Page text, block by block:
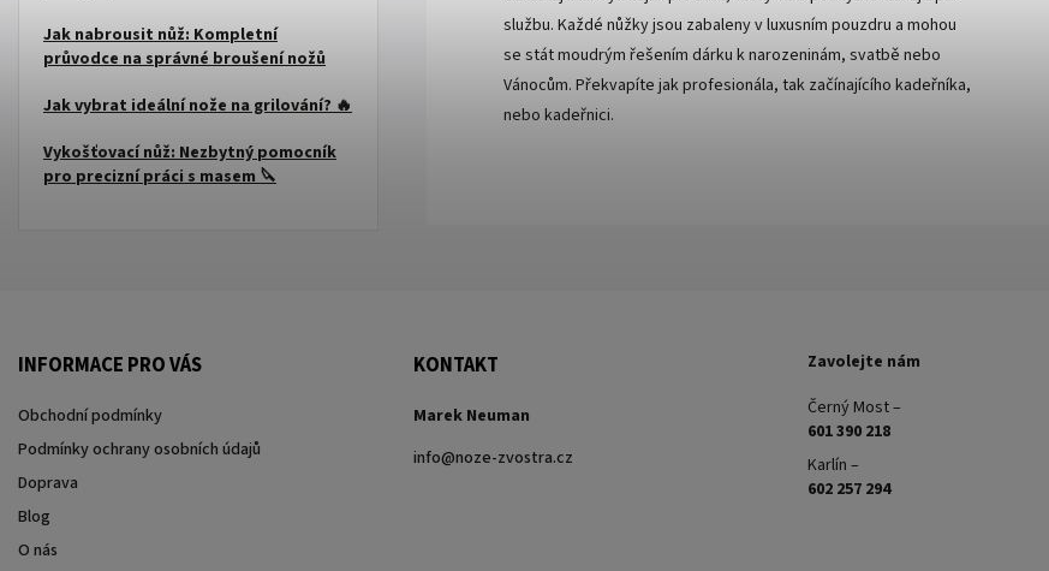
Jak nabrousit nůž: Kompletní
průvodce na správné broušení nožů
Jak vybrat ideální nože na grilování? 🔥
Vykošťovací nůž: Nezbytný pomocník
pro precizní práci s masem 🔪
službu. Každé nůžky jsou zabaleny v luxusním pouzdru a mohou
se stát moudrým řešením dárku k narozeninám, svatbě nebo
Vánocům. Překvapíte jak profesionála, tak začínajícího kadeřníka,
nebo kadeřnici.
INFORMACE PRO VÁS
Obchodní podmínky
Podmínky ochrany osobních údajů
Doprava
Blog
O nás
KONTAKT
Marek Neuman
info@noze-zvostra.cz
Zavolejte nám
Černý Most –
601 390 218
Karlín –
602 257 294